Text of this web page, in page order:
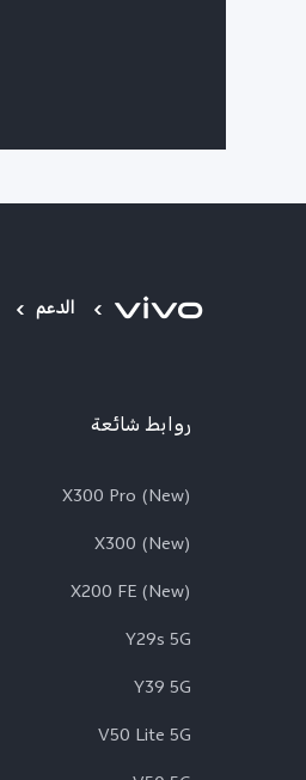
الدعم
روابط شائعة
X300 Pro (New)
X300 (New)
X200 FE (New)
Y29s 5G
Y39 5G
V50 Lite 5G